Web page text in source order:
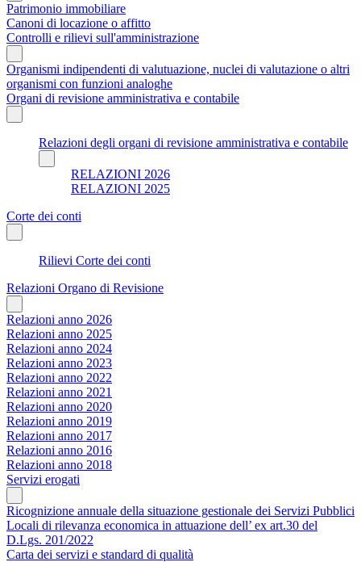
Patrimonio immobiliare
Canoni di locazione o affitto
Controlli e rilievi sull'amministrazione
Organismi indipendenti di valutuazione, nuclei di valutazione o altri
organismi con funzioni analoghe
Organi di revisione amministrativa e contabile
Relazioni degli organi di revisione amministrativa e contabile
RELAZIONI 2026
RELAZIONI 2025
Corte dei conti
Rilievi Corte dei conti
Relazioni Organo di Revisione
Relazioni anno 2026
Relazioni anno 2025
Relazioni anno 2024
Relazioni anno 2023
Relazioni anno 2022
Relazioni anno 2021
Relazioni anno 2020
Relazioni anno 2019
Relazioni anno 2017
Relazioni anno 2016
Relazioni anno 2018
Servizi erogati
Ricognizione annuale della situazione gestionale dei Servizi Pubblici
Locali di rilevanza economica in attuazione dell’ ex art.30 del
D.Lgs. 201/2022
Carta dei servizi e standard di qualità